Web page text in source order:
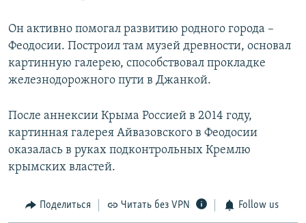
Он активно помогал развитию родного города –
Феодосии. Построил там музей древности, основал
картинную галерею, способствовал прокладке
железнодорожного пути в Джанкой.
После аннексии Крыма Россией в 2014 году,
картинная галерея Айвазовского в Феодосии
оказалась в руках подконтрольных Кремлю
крымских властей.
Поделиться Читать без VPN Follow us